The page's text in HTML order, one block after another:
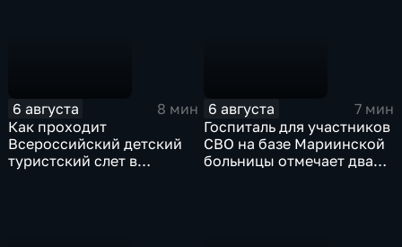
6 августа
8 мин
Как проходит
Всероссийский детский
туристский слет в
6 августа
7 мин
Госпиталь для участников
СВО на базе Мариинской
больницы отмечает два